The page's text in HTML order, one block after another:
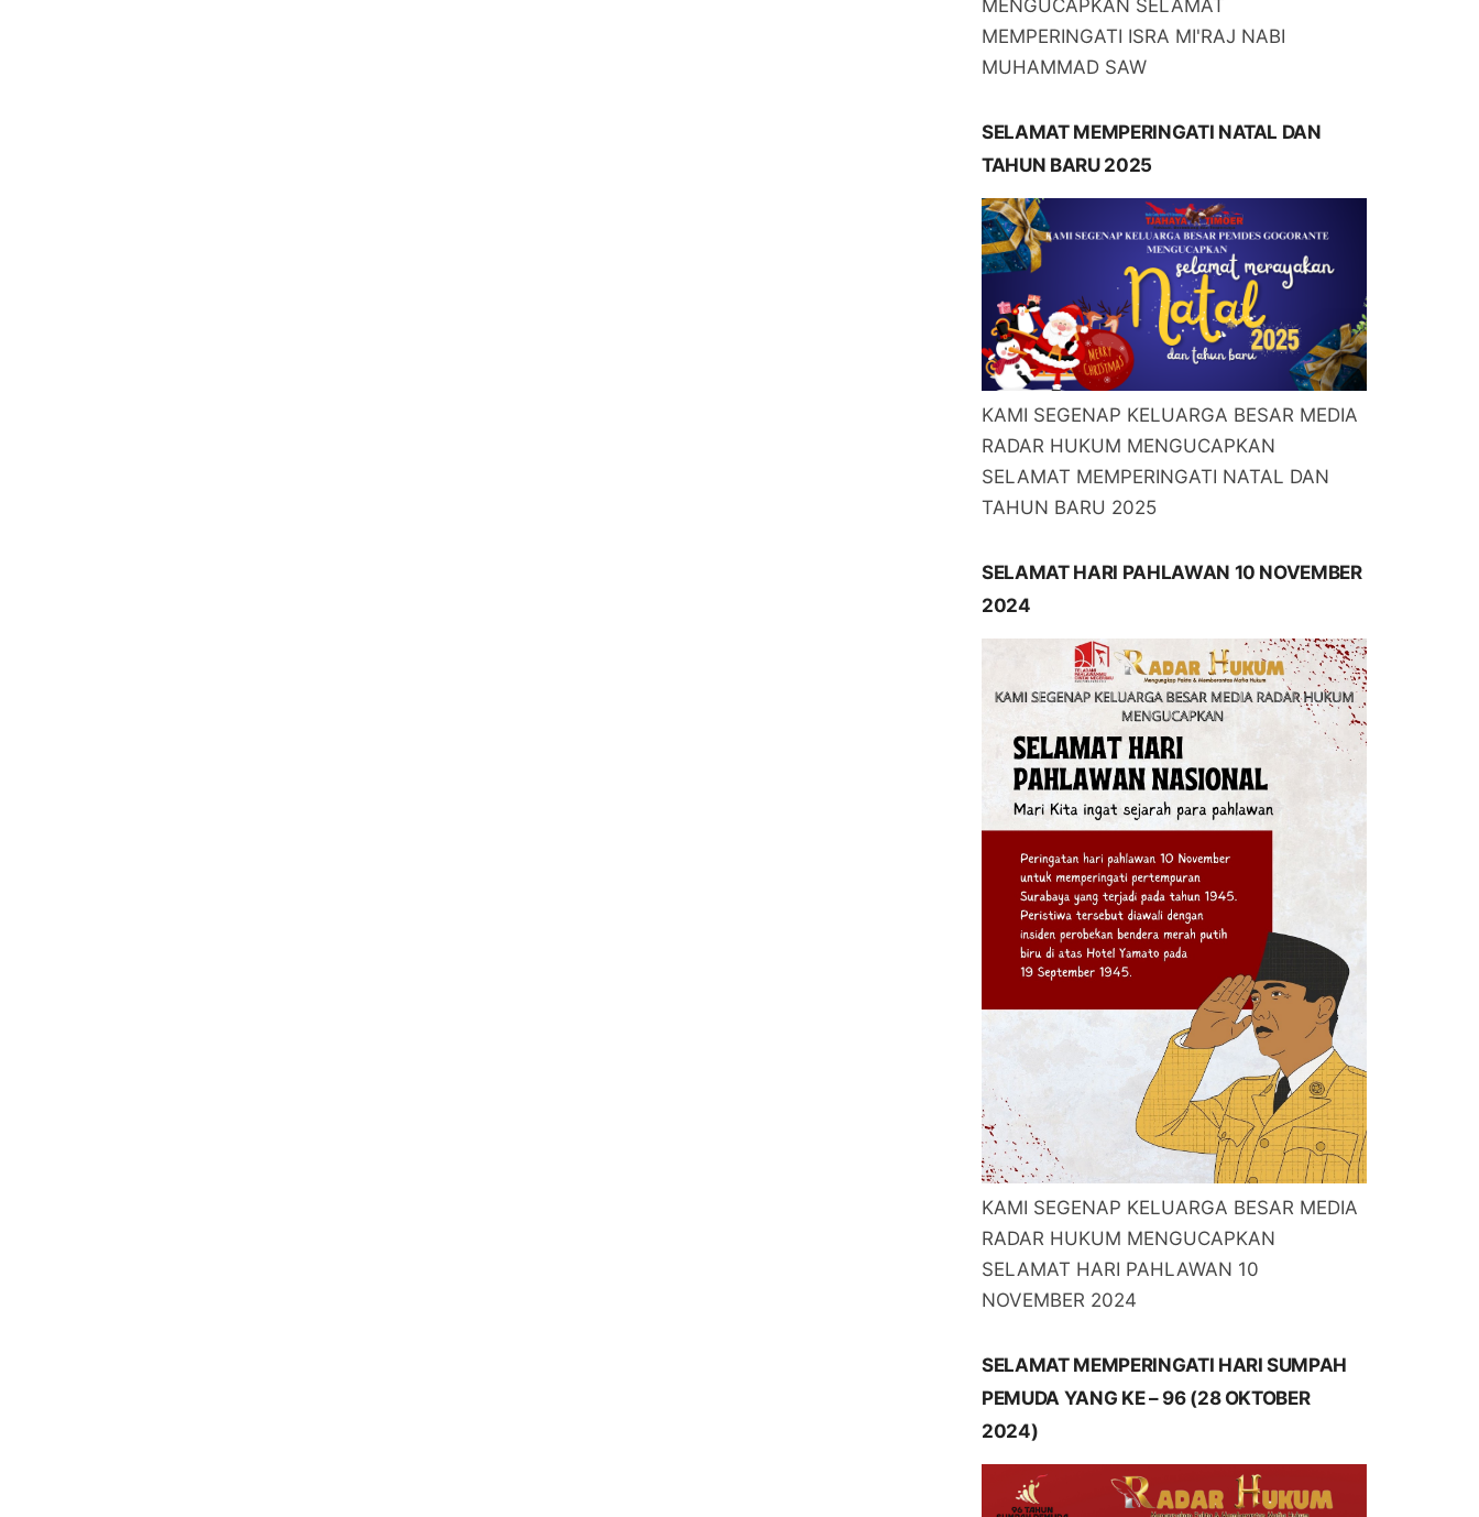
MENGUCAPKAN SELAMAT
MEMPERINGATI ISRA MI'RAJ NABI
MUHAMMAD SAW
SELAMAT MEMPERINGATI NATAL DAN
TAHUN BARU 2025
KAMI SEGENAP KELUARGA BESAR MEDIA
RADAR HUKUM MENGUCAPKAN
SELAMAT MEMPERINGATI NATAL DAN
TAHUN BARU 2025
SELAMAT HARI PAHLAWAN 10 NOVEMBER
2024
KAMI SEGENAP KELUARGA BESAR MEDIA
RADAR HUKUM MENGUCAPKAN
SELAMAT HARI PAHLAWAN 10
NOVEMBER 2024
SELAMAT MEMPERINGATI HARI SUMPAH
PEMUDA YANG KE – 96 (28 OKTOBER
2024)